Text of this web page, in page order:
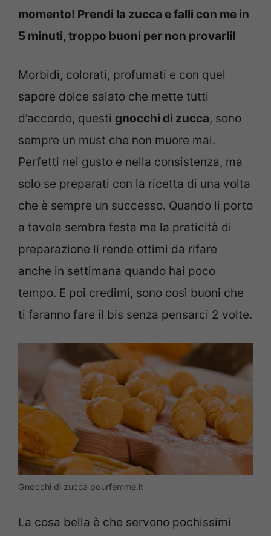
momento! Prendi la zucca e falli con me in
5 minuti, troppo buoni per non provarli!
Morbidi, colorati, profumati e con quel
sapore dolce salato che mette tutti
d’accordo, questi gnocchi di zucca, sono
sempre un must che non muore mai.
Perfetti nel gusto e nella consistenza, ma
solo se preparati con la ricetta di una volta
che è sempre un successo. Quando li porto
a tavola sembra festa ma la praticità di
preparazione li rende ottimi da rifare
anche in settimana quando hai poco
tempo. E poi credimi, sono così buoni che
ti faranno fare il bis senza pensarci 2 volte.
Gnocchi di zucca pourfemme.it
La cosa bella è che servono pochissimi